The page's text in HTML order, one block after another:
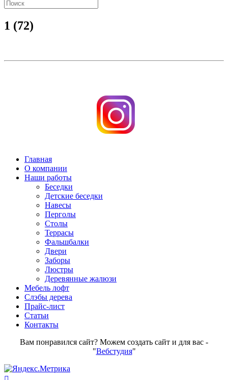
1 (72)
Главная
О компании
Наши работы
Беседки
Детские беседки
Навесы
Перголы
Столы
Террасы
Фальшбалки
Двери
Заборы
Люстры
Деревянные жалюзи
Мебель лофт
Слэбы дерева
Прайс-лист
Статьи
Контакты
Вам понравился сайт? Можем создать сайт и для вас -
"Вебстудия"